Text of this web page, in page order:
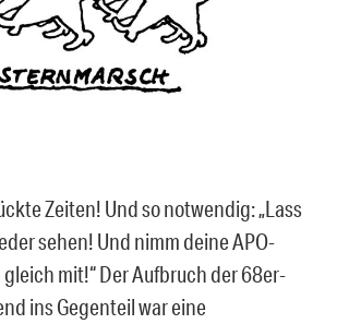
Zeiten! Und so notwendig: „Lass
sehen! Und nimm deine APO-
mit!“ Der Aufbruch der 68er-
ins Gegenteil war eine